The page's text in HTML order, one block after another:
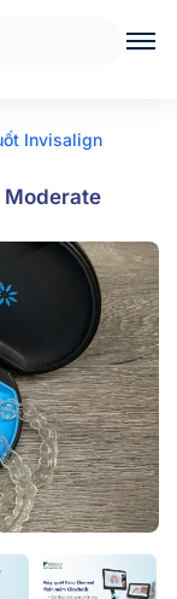
Invisalign
Moderate